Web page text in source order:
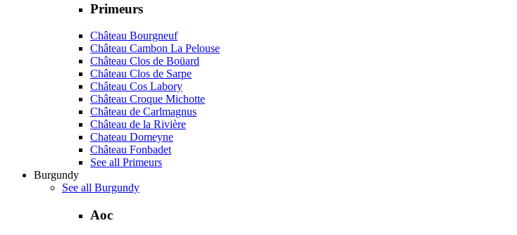
Primeurs
Château Bourgneuf
Château Cambon La Pelouse
Château Clos de Boüard
Château Clos de Sarpe
Château Cos Labory
Château Croque Michotte
Château de Carlmagnus
Château de la Rivière
Chateau Domeyne
Château Fonbadet
See all Primeurs
Burgundy
See all Burgundy
Aoc